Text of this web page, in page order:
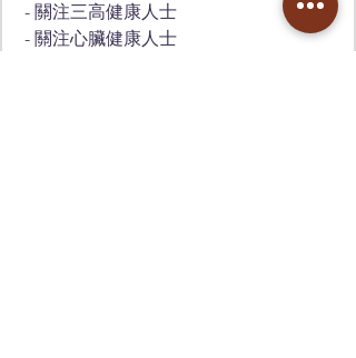
- 關注三高健康人士
- 關注心臟健康人士